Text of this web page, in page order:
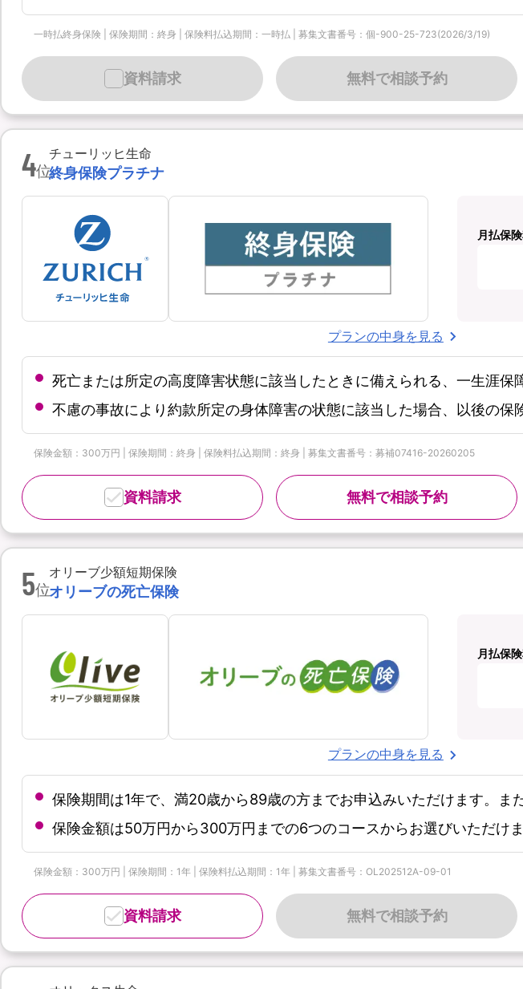
一時払終身保険 | 保険期間：終身 | 保険料払込期間：一時払 | 募集文書番号：個-900-25-723(2026/3/19)
無料で相談予約
資料請求
4位
チューリッヒ生命
終身保険プラチナ
月払保
プランの中身を見る
死亡または所定の高度障害状態に該当したときに備えられる、一生涯保
不慮の事故により約款所定の身体障害の状態に該当した場合、以後の保
保険金額：300万円 | 保険期間：終身 | 保険料払込期間：終身 | 募集文書番号：募補07416-20260205
無料で相談予約
資料請求
5位
オリーブ少額短期保険
オリーブの死亡保険
月払保
プランの中身を見る
保険期間は1年で、満20歳から89歳の方までお申込みいただけます。ま
保険金額は50万円から300万円までの6つのコースからお選びいただけま
保険金額：300万円 | 保険期間：1年 | 保険料払込期間：1年 | 募集文書番号：OL202512A-09-01
無料で相談予約
資料請求